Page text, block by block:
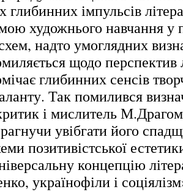
глибинних імпульсів
художнього навчання у
надто умоглядних
щодо перспектив
глибинних сенсів
Так помилився
і мислитель
увібгати його
позитивістської
концепцію
українофіли і